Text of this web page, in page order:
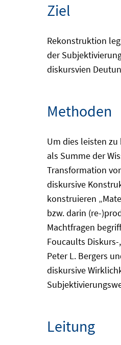
Ziel
Rekonstruktion
der
diskursvien
Methoden
Um dies leisten
als Summe der
Transformation
diskursive
konstruieren
bzw. darin (re-
Machtfragen
Foucaults
Peter L. Bergers
diskursive
Leitung